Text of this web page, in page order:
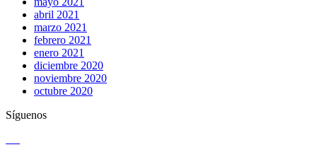
abril 2021
marzo 2021
febrero 2021
enero 2021
diciembre 2020
noviembre 2020
octubre 2020
Síguenos